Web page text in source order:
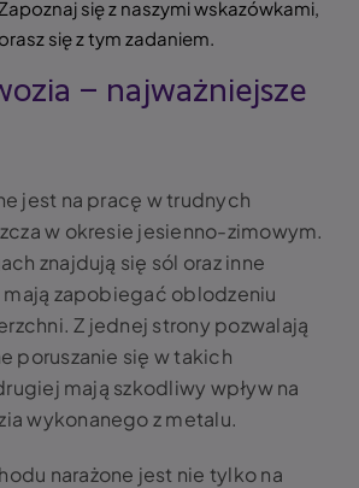
się z naszymi wskazówkami,
się z tym zadaniem.
– najważniejsze
jest na pracę w trudnych
w okresie jesienno-zimowym.
znajdują się sól oraz inne
zapobiegać oblodzeniu
Z jednej strony pozwalają
poruszanie się w takich
mają szkodliwy wpływ na
wykonanego z metalu.
narażone jest nie tylko na